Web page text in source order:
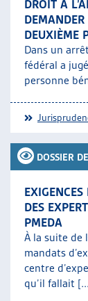
DROIT À
DEUXIÈME
Dans un
fédéral a
personne
DOSSIER
DES
PMEDA
À la suite de
mandats
centre
qu’il fallait